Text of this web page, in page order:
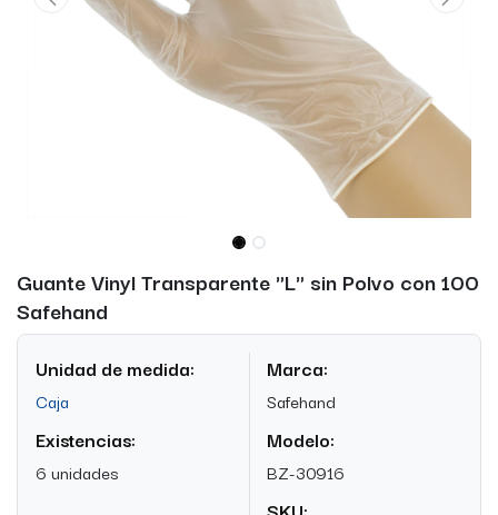
Guante Vinyl Transparente "L" sin Polvo con 100
Safehand
Unidad de medida:
Caja
Existencias:
6 unidades
Marca:
Safehand
Modelo:
BZ-30916